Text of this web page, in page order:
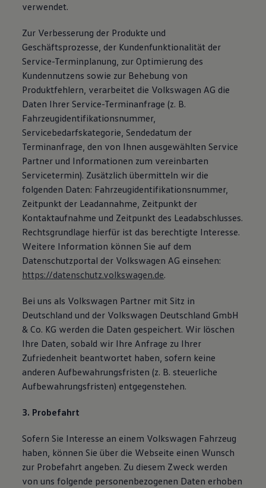
verwendet.
Zur Verbesserung der Produkte und
Geschäftsprozesse, der Kundenfunktionalität der
Service-Terminplanung, zur Optimierung des
Kundennutzens sowie zur Behebung von
Produktfehlern, verarbeitet die Volkswagen AG die
Daten Ihrer Service-Terminanfrage (z. B.
Fahrzeugidentifikationsnummer,
Servicebedarfskategorie, Sendedatum der
Terminanfrage, den von Ihnen ausgewählten Service
Partner und Informationen zum vereinbarten
Servicetermin). Zusätzlich übermitteln wir die
folgenden Daten: Fahrzeugidentifikationsnummer,
Zeitpunkt der Leadannahme, Zeitpunkt der
Kontaktaufnahme und Zeitpunkt des Leadabschlusses.
Rechtsgrundlage hierfür ist das berechtigte Interesse.
Weitere Information können Sie auf dem
Datenschutzportal der Volkswagen AG einsehen:
https://datenschutz.volkswagen.de.
Bei uns als Volkswagen Partner mit Sitz in
Deutschland und der Volkswagen Deutschland GmbH
& Co. KG werden die Daten gespeichert. Wir löschen
Ihre Daten, sobald wir Ihre Anfrage zu Ihrer
Zufriedenheit beantwortet haben, sofern keine
anderen Aufbewahrungsfristen (z. B. steuerliche
Aufbewahrungsfristen) entgegenstehen.
3. Probefahrt
Sofern Sie Interesse an einem Volkswagen Fahrzeug
haben, können Sie über die Webseite einen Wunsch
zur Probefahrt angeben. Zu diesem Zweck werden
von uns folgende personenbezogenen Daten erhoben